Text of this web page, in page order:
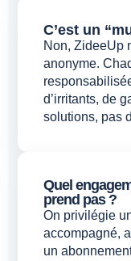
C’est un
Non, ZideeUp
anonyme.
d’irritants, de
solutions, pas
Quel
prend pas ?
On privilégie
accompagné,
un